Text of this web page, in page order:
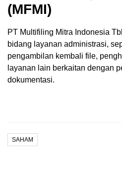
(MFMI)
PT Multifiling Mitra Indonesia
bidang layanan administrasi,
pengambilan kembali file,
layanan lain berkaitan dengan
dokumentasi.
SAHAM